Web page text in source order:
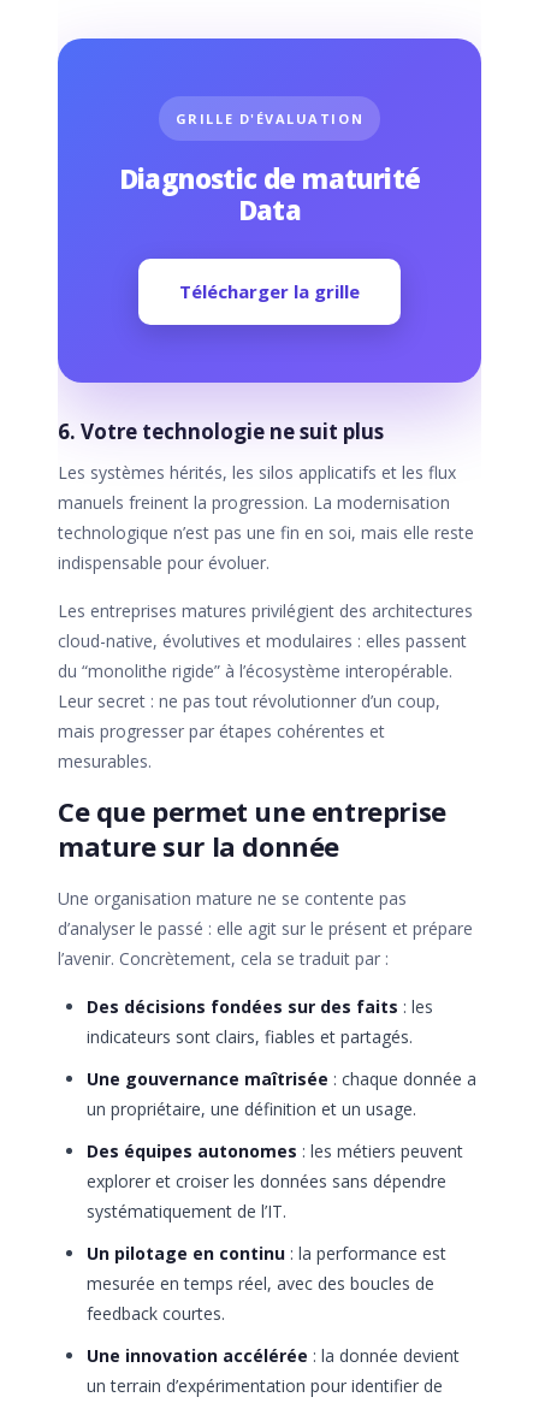
GRILLE D'ÉVALUATION
Diagnostic de maturité
Data
Télécharger la grille
6. Votre technologie ne suit plus
Les systèmes hérités, les silos applicatifs et les flux
manuels freinent la progression. La modernisation
technologique n’est pas une fin en soi, mais elle reste
indispensable pour évoluer.
Les entreprises matures privilégient des architectures
cloud-native, évolutives et modulaires : elles passent
du “monolithe rigide” à l’écosystème interopérable.
Leur secret : ne pas tout révolutionner d’un coup,
mais progresser par étapes cohérentes et
mesurables.
Ce que permet une entreprise
mature sur la donnée
Une organisation mature ne se contente pas
d’analyser le passé : elle agit sur le présent et prépare
l’avenir. Concrètement, cela se traduit par :
Des décisions fondées sur des faits : les
indicateurs sont clairs, fiables et partagés.
Une gouvernance maîtrisée : chaque donnée a
un propriétaire, une définition et un usage.
Des équipes autonomes : les métiers peuvent
explorer et croiser les données sans dépendre
systématiquement de l’IT.
Un pilotage en continu : la performance est
mesurée en temps réel, avec des boucles de
feedback courtes.
Une innovation accélérée : la donnée devient
un terrain d’expérimentation pour identifier de